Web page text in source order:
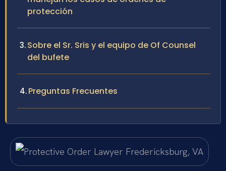
protección
Sobre el Sr. Sris y el equipo de Of Counsel
del bufete
Preguntas Frecuentes